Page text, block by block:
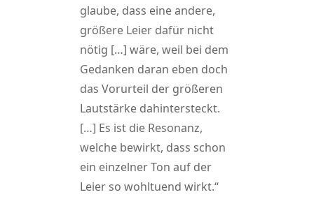
glaube, dass eine andere,
größere Leier dafür nicht
nötig […] wäre, weil bei dem
Gedanken daran eben doch
das Vorurteil der größeren
Lautstärke dahintersteckt.
[…] Es ist die Resonanz,
welche bewirkt, dass schon
ein einzelner Ton auf der
Leier so wohltuend wirkt.“